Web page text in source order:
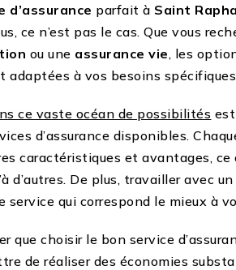
d’assurance parfait à Saint
ce n’est pas le cas. Que vous
ou une assurance vie, les
adaptées à vos besoins
ce vaste océan de possibilités
d’assurance disponibles.
caractéristiques et avantages,
d’autres. De plus, travailler avec un
service qui correspond le mieux à
que choisir le bon service
de réaliser des économies